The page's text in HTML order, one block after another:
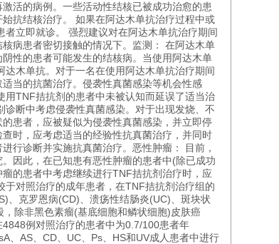
活的病例。一些活动性结核已被成功治愈的患
抗结核治疗。 如果在阿达木单抗治疗过程中或
立即就诊。 强烈建议对在阿达木单抗治疗期间
病患者密切接触的情况下。监测： 在阿达木单
性的患者可能发生的结核病。当使用阿达木单
木单抗。对于一名在使用阿达木单抗治疗期间
当的抗菌治疗。侵袭性真菌感染等机会性感
TNF拮抗剂的患者中未被认知而延误了适当治
断中考虑侵袭性真菌感染。对于出现发烧、不
患者，应被疑似为侵袭性真菌感染，并立即停
时，应考虑适当的经验性抗真菌治疗，并同时
行诊断并实施抗真菌治疗。恶性肿瘤： 目前，
因此，在已知患有恶性肿瘤的患者中(除已成功
的患者中考虑继续进行TNF拮抗剂治疗时，应
对照治疗的成年患者，在TNF拮抗剂治疗组的
、克罗恩病(CD)、溃疡性结肠炎(UC)、斑块状
除非黑色素瘤(基底细胞和鳞状细胞)皮肤癌
例对照治疗的患者中为0.7/100患者年
、AS、CD、UC、Ps、HS和UV成人患者中进行